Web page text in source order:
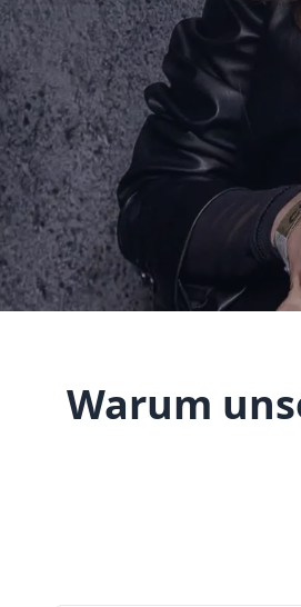
Warum